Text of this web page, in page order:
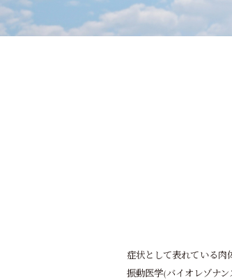
症状として表れている肉
振動医学(バイオレゾナ